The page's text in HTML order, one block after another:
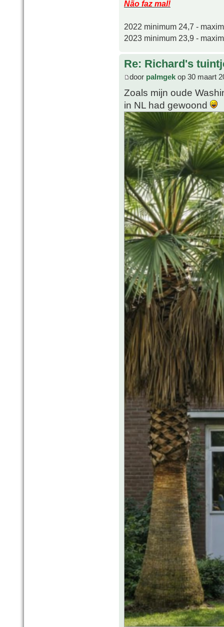
Não faz mal!
2022 minimum 24,7 -
2023 minimum 23,9 -
Re: Richard's
door palmgek op 30 maart
Zoals mijn oude
in NL had gewoond